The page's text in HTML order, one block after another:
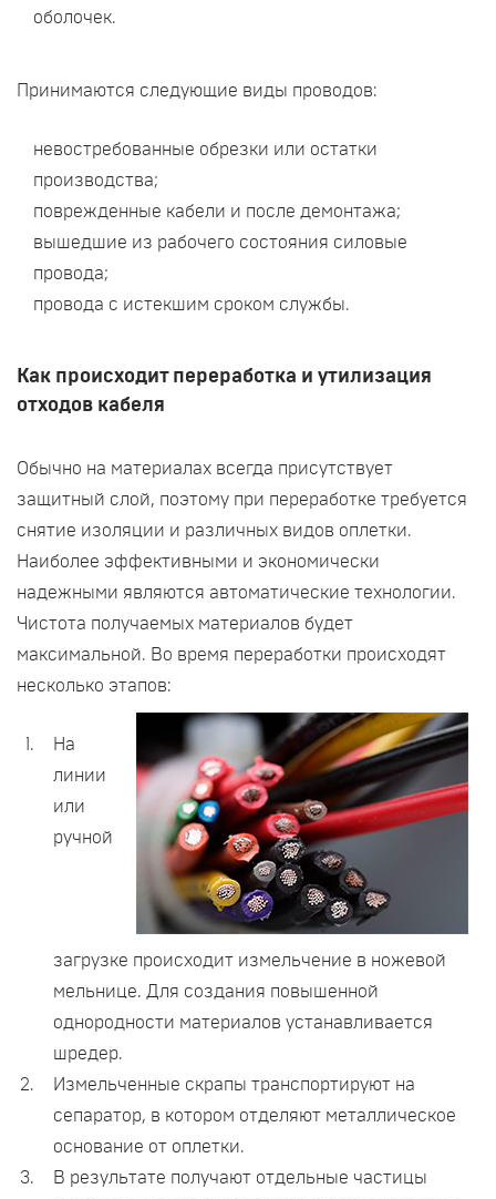
оболочек.
Принимаются следующие виды проводов:
невостребованные обрезки или остатки
производства;
поврежденные кабели и после демонтажа;
вышедшие из рабочего состояния силовые
провода;
провода с истекшим сроком службы.
Как происходит переработка и утилизация
отходов кабеля
Обычно на материалах всегда присутствует
защитный слой, поэтому при переработке требуется
снятие изоляции и различных видов оплетки.
Наиболее эффективными и экономически
надежными являются автоматические технологии.
Чистота получаемых материалов будет
максимальной. Во время переработки происходят
несколько этапов:
На
линии
или
ручной
загрузке происходит измельчение в ножевой
мельнице. Для создания повышенной
однородности материалов устанавливается
шредер.
Измельченные скрапы транспортируют на
сепаратор, в котором отделяют металлическое
основание от оплетки.
В результате получают отдельные частицы